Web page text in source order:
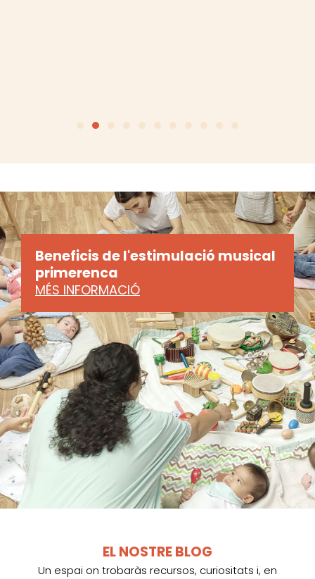
Beneficis de l'estimulació musical
primerenca
MÉS INFORMACIÓ
EL NOSTRE BLOG
Un espai on trobaràs recursos, curiositats i, en